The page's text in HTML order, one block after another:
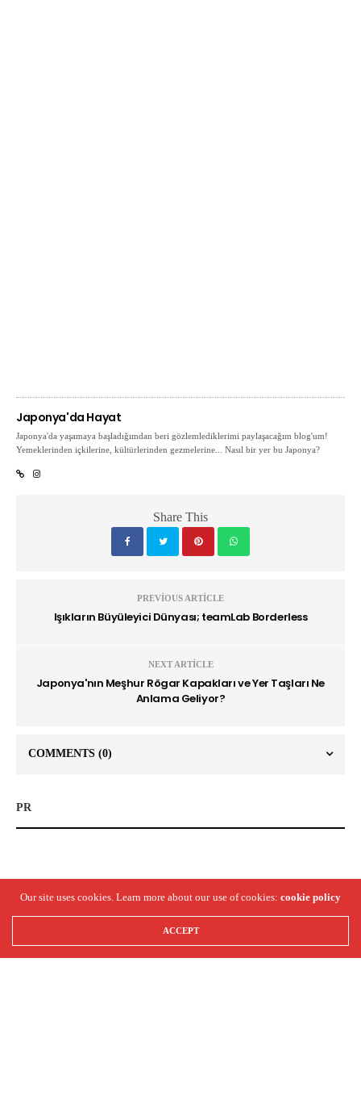
Japonya'da Hayat
Japonya'da yaşamaya başladığımdan beri gözlemlediklerimi paylaşacağım blog'um!
Yemeklerinden içkilerine, kültürlerinden gezmelerine... Nasıl bir yer bu Japonya?
Share This
PREVIOUS ARTICLE
Işıkların Büyüleyici Dünyası; teamLab Borderless
NEXT ARTICLE
Japonya'nın Meşhur Rögar Kapakları ve Yer Taşları Ne
Anlama Geliyor?
COMMENTS (0)
PR
Our site uses cookies. Learn more about our use of cookies: cookie policy
ACCEPT